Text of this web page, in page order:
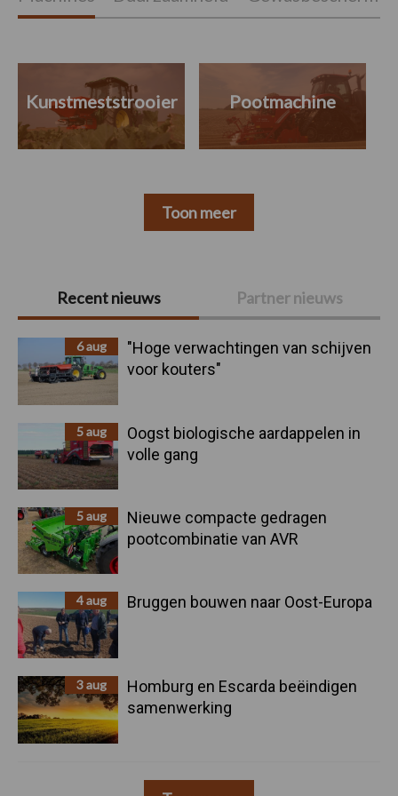
Primaire
Sidebar
Recent nieuws Partner nieuws
6 aug
"Hoge verwachtingen van schijven
voor kouters"
5 aug
Oogst biologische aardappelen in
volle gang
5 aug
Nieuwe compacte gedragen
pootcombinatie van AVR
4 aug Bruggen bouwen naar Oost-Europa
3 aug
Homburg en Escarda beëindigen
samenwerking
Kunstmeststrooier Pootmachine
Toon meer